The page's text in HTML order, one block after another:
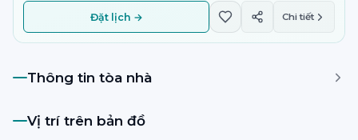
Đặt lịch → Chi tiết
Thông tin tòa nhà
Vị trí trên bản đồ